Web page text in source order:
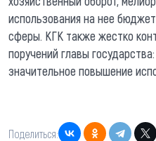
использования на нее
сферы. КГК также жестко
поручений главы
значительное повышение
Поделиться: